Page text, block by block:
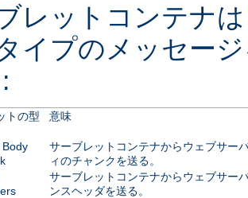
レットコンテナ
イプのメッセー
トの型 意味
サーブレットコンテナからウェブサー
ィのチャンクを送る。
サーブレットコンテナからウェブサー
ンスヘッダを送る。